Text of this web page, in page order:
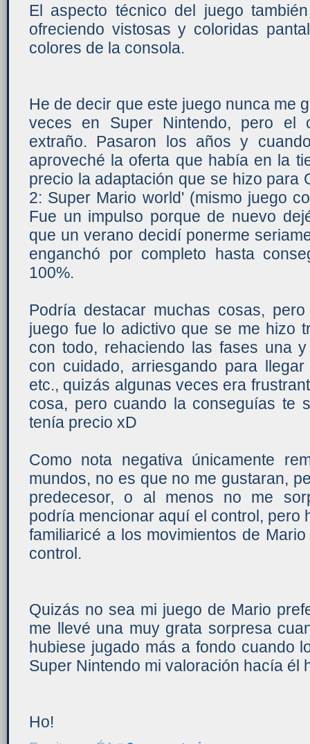
El aspecto técnico del juego
ofreciendo vistosas y coloridas
colores de la consola.
He de decir que este juego nunca me
veces en Super Nintendo, pero el
extraño. Pasaron los años y
aproveché la oferta que había en la
precio la adaptación que se hizo para
2: Super Mario world' (mismo juego
Fue un impulso porque de nuevo
que un verano decidí ponerme
enganchó por completo hasta
100%.
Podría destacar muchas cosas,
juego fue lo adictivo que se me hizo
con todo, rehaciendo las fases una
con cuidado, arriesgando para
etc., quizás algunas veces era
cosa, pero cuando la conseguías te
tenía precio xD
Como nota negativa únicamente
mundos, no es que no me gustaran,
predecesor, o al menos no me
podría mencionar aquí el control, pero
familiaricé a los movimientos de
control.
Quizás no sea mi juego de Mario
me llevé una muy grata sorpresa
hubiese jugado más a fondo cuando
Super Nintendo mi valoración hacía él
Ho!